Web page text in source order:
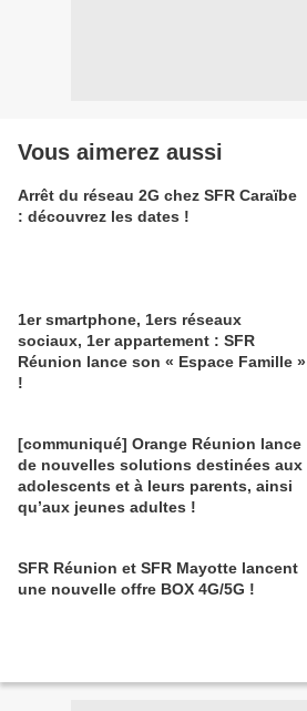
Vous aimerez aussi
Arrêt du réseau 2G chez SFR Caraïbe
: découvrez les dates !
1er smartphone, 1ers réseaux
sociaux, 1er appartement : SFR
Réunion lance son « Espace Famille »
!
[communiqué] Orange Réunion lance
de nouvelles solutions destinées aux
adolescents et à leurs parents, ainsi
qu’aux jeunes adultes !
SFR Réunion et SFR Mayotte lancent
une nouvelle offre BOX 4G/5G !